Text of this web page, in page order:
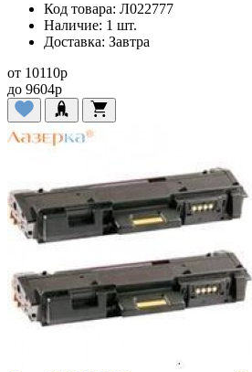
Код товара: Л022777
Наличие: 1 шт.
Доставка: Завтра
от 10110p
до 9604p